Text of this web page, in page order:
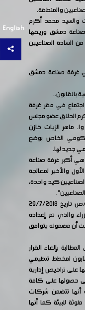
English
والمنطقة.
والسيد محمد أكرم
صناعة دمشق وريفها
السادة الصناعيين
غرفة صناعة دمشق
بالقابون..
القابون اجتماع في مقر غرفة
الحلاق عضو مجلس
ماهر الزيات خازن
الخاص بوضع
جديد لها.
هي أكبر غرفة صناعة
والأخير لمعالجة
كيد واحدة،
وشرح الحلاق للصناعيين "الكتاب رقم 787/ص تاريخ 29/7/2018
والذي تم إعداده
أن مضمونه يتوافق
بإلغاء القرار
لمخطط تنظيمي
على تراخيص إدارية
حصولها على كافة
1950، إلى جانب أنها تتضمن شركات
للبيئة كما أنها